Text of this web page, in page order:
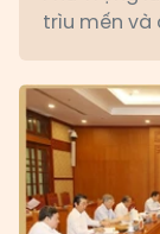
trìu mến và